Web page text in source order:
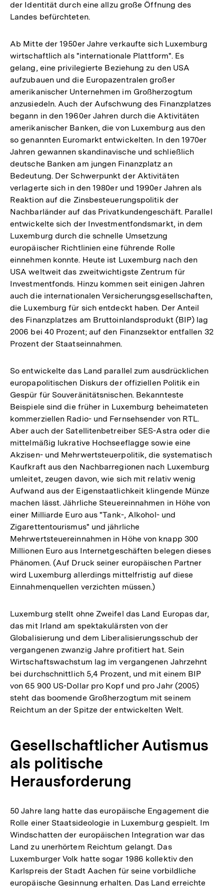
der Identität durch eine allzu große Öffnung des
Landes befürchteten.
Ab Mitte der 1950er Jahre verkaufte sich Luxemburg
wirtschaftlich als "internationale Plattform". Es
gelang, eine privilegierte Beziehung zu den USA
aufzubauen und die Europazentralen großer
amerikanischer Unternehmen im Großherzogtum
anzusiedeln. Auch der Aufschwung des Finanzplatzes
begann in den 1960er Jahren durch die Aktivitäten
amerikanischer Banken, die von Luxemburg aus den
so genannten Euromarkt entwickelten. In den 1970er
Jahren gewannen skandinavische und schließlich
deutsche Banken am jungen Finanzplatz an
Bedeutung. Der Schwerpunkt der Aktivitäten
verlagerte sich in den 1980er und 1990er Jahren als
Reaktion auf die Zinsbesteuerungspolitik der
Nachbarländer auf das Privatkundengeschäft. Parallel
entwickelte sich der Investmentfondsmarkt, in dem
Luxemburg durch die schnelle Umsetzung
europäischer Richtlinien eine führende Rolle
einnehmen konnte. Heute ist Luxemburg nach den
USA weltweit das zweitwichtigste Zentrum für
Investmentfonds. Hinzu kommen seit einigen Jahren
auch die internationalen Versicherungsgesellschaften,
die Luxemburg für sich entdeckt haben. Der Anteil
des Finanzplatzes am Bruttoinlandsprodukt (BIP) lag
2006 bei 40 Prozent; auf den Finanzsektor entfallen 32
Prozent der Staatseinnahmen.
So entwickelte das Land parallel zum ausdrücklichen
europapolitischen Diskurs der offiziellen Politik ein
Gespür für Souveränitätsnischen. Bekannteste
Beispiele sind die früher in Luxemburg beheimateten
kommerziellen Radio- und Fernsehsender von RTL.
Aber auch der Satellitenbetreiber SES-Astra oder die
mittelmäßig lukrative Hochseeflagge sowie eine
Akzisen- und Mehrwertsteuerpolitik, die systematisch
Kaufkraft aus den Nachbarregionen nach Luxemburg
umleitet, zeugen davon, wie sich mit relativ wenig
Aufwand aus der Eigenstaatlichkeit klingende Münze
machen lässt. Jährliche Steuereinnahmen in Höhe von
einer Milliarde Euro aus "Tank-, Alkohol- und
Zigarettentourismus" und jährliche
Mehrwertsteuereinnahmen in Höhe von knapp 300
Millionen Euro aus Internetgeschäften belegen dieses
Phänomen. (Auf Druck seiner europäischen Partner
wird Luxemburg allerdings mittelfristig auf diese
Einnahmenquellen verzichten müssen.)
Luxemburg stellt ohne Zweifel das Land Europas dar,
das mit Irland am spektakulärsten von der
Globalisierung und dem Liberalisierungsschub der
vergangenen zwanzig Jahre profitiert hat. Sein
Wirtschaftswachstum lag im vergangenen Jahrzehnt
bei durchschnittlich 5,4 Prozent, und mit einem BIP
von 65 900 US-Dollar pro Kopf und pro Jahr (2005)
steht das boomende Großherzogtum mit seinem
Reichtum an der Spitze der entwickelten Welt.
Gesellschaftlicher Autismus
als politische
Herausforderung
50 Jahre lang hatte das europäische Engagement die
Rolle einer Staatsideologie in Luxemburg gespielt. Im
Windschatten der europäischen Integration war das
Land zu unerhörtem Reichtum gelangt. Das
Luxemburger Volk hatte sogar 1986 kollektiv den
Karlspreis der Stadt Aachen für seine vorbildliche
europäische Gesinnung erhalten. Das Land erreichte